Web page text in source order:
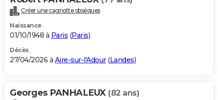
Destinations
City break
Voyage nature
Voyage de noces
Forum
Climat
+PHOTO
GUIDES D'ACHAT
BONS PLANS
Carte de Noël
Carte Bonne année
Carte Saint-Valentin
Carte Pâques
Carte d'anniversaire
DICTIONNAIRE
Créer une cagnotte obsèques
Naissance
01/10/1948 à Paris (Paris)
Décès
27/04/2026 à Aire-sur-l'Adour(Landes)
Georges PANHALEUX (82 ans)